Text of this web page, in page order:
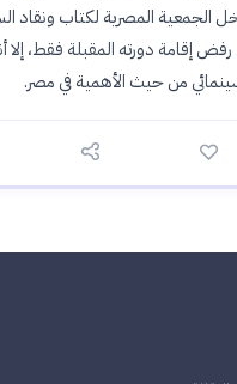
الجمعية المصرية لكتاب ونقاد
إقامة دورته المقبلة فقط، إلا
من حيث الأهمية في مصر.